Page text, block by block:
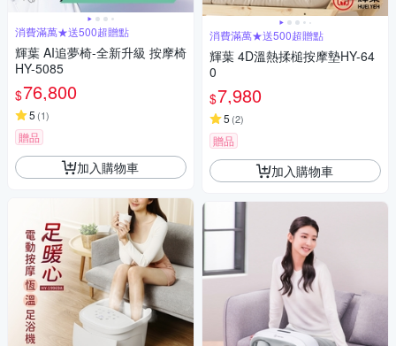
消費滿萬★送500超贈點
輝葉 AI追夢椅-全新升級 按摩椅
HY-5085
$76,800
5 (1)
贈品
加入購物車
消費滿萬★送500超贈點
輝葉 4D溫熱揉槌按摩墊HY-64
0
$7,980
5 (2)
贈品
加入購物車